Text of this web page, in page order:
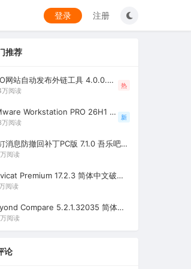
登录 注册
推荐
SEO网站自动发布外链工具 4.0.0.0 吾乐吧优化版（智能代理狂刷外链）
万阅读
热
VMware Workstation PRO 26H1 中文精简安装注册版 / 完整版（最好用的虚拟机软件）
万阅读
新
钉钉消息防撤回补丁PC版 7.1.0 吾乐吧优化版（支持消息防撤回+钉钉多开+支持消息永不已读+去除钉钉水印）
阅读
Navicat Premium 17.2.3 简体中文破解版（多重数据库管理工具）
阅读
Beyond Compare 5.2.1.32035 简体中文注册版（超强文件/夹比较工具）
阅读
论